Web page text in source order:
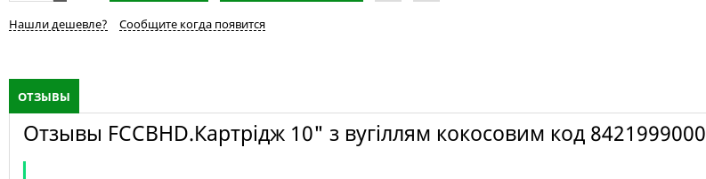
Нашли дешевле? Сообщите когда появится
ОТЗЫВЫ
Отзывы FCCBHD.Картрідж 10" з вугіллям кокосовим код 8421999000